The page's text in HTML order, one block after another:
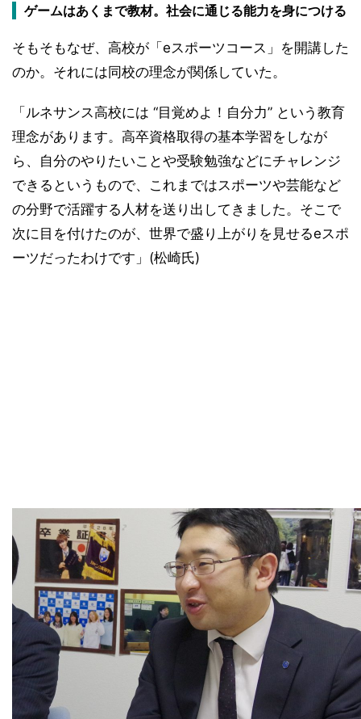
ゲームはあくまで教材。社会に通じる能力を身につける
そもそもなぜ、高校が「eスポーツコース」を開講した
のか。それには同校の理念が関係していた。
「ルネサンス高校には “目覚めよ！自分力” という教育
理念があります。高卒資格取得の基本学習をしなが
ら、自分のやりたいことや受験勉強などにチャレンジ
できるというもので、これまではスポーツや芸能など
の分野で活躍する人材を送り出してきました。そこで
次に目を付けたのが、世界で盛り上がりを見せるeスポ
ーツだったわけです」(松崎氏)